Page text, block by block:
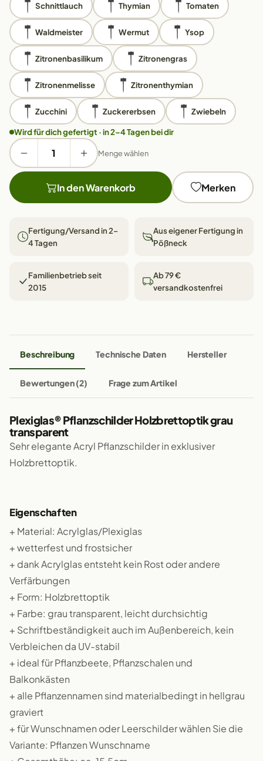
Schnittlauch Thymian Tomaten
Waldmeister Wermut Ysop
Zitronenbasilikum Zitronengras
Zitronenmelisse Zitronenthymian
Zucchini Zuckererbsen Zwiebeln
Wird für dich gefertigt · in 2–4 Tagen bei dir
Menge wählen
In den Warenkorb Merken
Fertigung/Versand in 2–
4 Tagen
Aus eigener Fertigung in
Pößneck
Familienbetrieb seit
2015
Ab 79 €
versandkostenfrei
Beschreibung Technische Daten Hersteller
Bewertungen (2) Frage zum Artikel
Plexiglas® Pflanzschilder Holzbrettoptik grau
transparent
Sehr elegante Acryl Pflanzschilder in exklusiver
Holzbrettoptik.
Eigenschaften
+ Material: Acrylglas/Plexiglas
+ wetterfest und frostsicher
+ dank Acrylglas entsteht kein Rost oder andere
Verfärbungen
+ Form: Holzbrettoptik
+ Farbe: grau transparent, leicht durchsichtig
+ Schriftbeständigkeit auch im Außenbereich, kein
Verbleichen da UV-stabil
+ ideal für Pflanzbeete, Pflanzschalen und
Balkonkästen
+ alle Pflanzennamen sind materialbedingt in hellgrau
graviert
+ für Wunschnamen oder Leerschilder wählen Sie die
Variante: Pflanzen Wunschname